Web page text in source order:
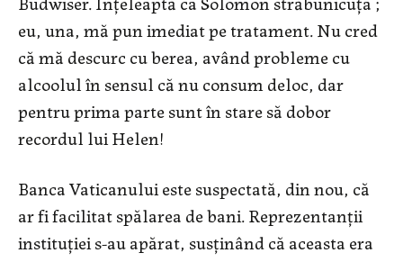
eu, una, mă pun imediat pe tratament. Nu cred
că mă descurc cu berea, având probleme cu
alcoolul în sensul că nu consum deloc, dar
pentru prima parte sunt în stare să dobor
recordul lui Helen!
Banca Vaticanului este suspectată, din nou, că
ar fi facilitat spălarea de bani. Reprezentanţii
instituţiei s-au apărat, susţinând că aceasta era